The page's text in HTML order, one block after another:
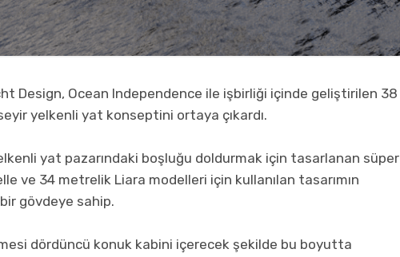
Design, Ocean Independence ile işbirliği içinde geliştirilen 38
yelkenli yat konseptini ortaya çıkardı.
yat pazarındaki boşluğu doldurmak için tasarlanan süper
ve 34 metrelik Liara modelleri için kullanılan tasarımın
gövdeye sahip.
dördüncü konuk kabini içerecek şekilde bu boyutta